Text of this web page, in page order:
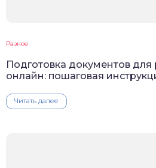
Разное
Подготовка документов
онлайн: пошаговая
Читать далее